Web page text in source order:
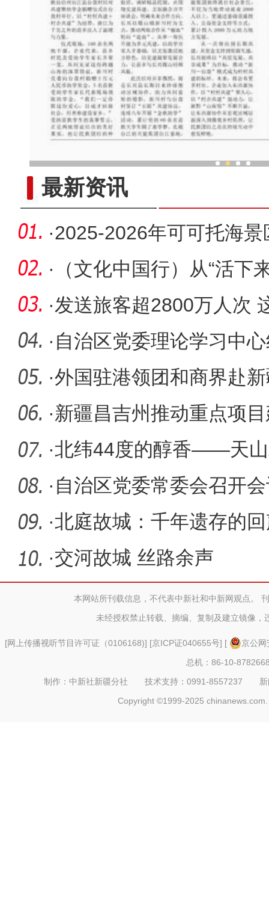
最新资讯
·2025-2026年可可托海
齐举办
·
（文化中国行）从“活下
码
·发送旅客超2800万人次
姓“幸福
· 自治区党委理论学习中
·外国驻港领团和商界赴
·新疆昌吉州推动重点项
·北纬44度的醇香——天山
围”观
· 自治区党委常委会召开
·北庭故城：千年遗存的
·交河故城 丝路余声
本网站所刊载信息，不代表中新社和中新网观点。
未经授权禁止转载、摘编、复制及建立镜像，
[网上传播视听节目许可证（0106168)] [京ICP证040655号] [
京公
总机：86-10-
制作：中新社新疆分社 技术支持：0991-8557237
Copyright ©1999-2025